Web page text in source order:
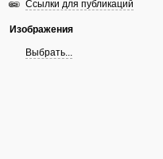
Ссылки для публикаций
Изображения
Выбрать...